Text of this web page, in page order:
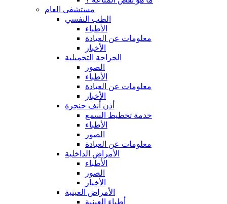
مستشفى العام
الطب النفسي
الأطباء
معلومات عن العيادة
الأخبار
الجراحة التجميلية
الصور
الأطباء
معلومات عن العيادة
الأخبار
أذن أنف حنجرة
خدمة تخطيط السمع
الأطباء
الصور
معلومات عن العيادة
الأمراض الداخلية
الأطباء
الصور
الأخبار
الأمراض العينية
أطباء العينية